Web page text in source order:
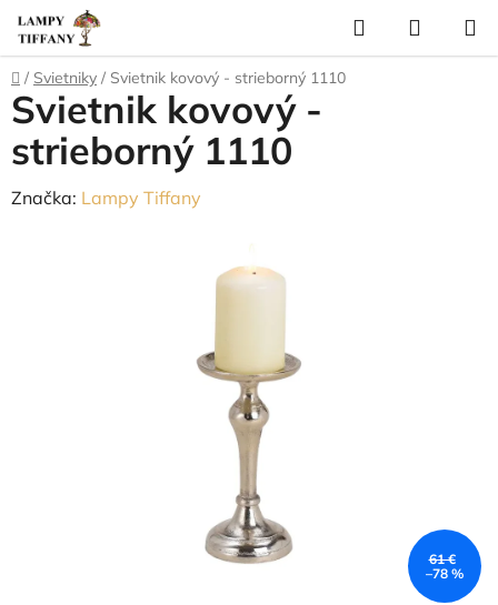
Prejsť
na
obsah
Hľadať
KOŠÍK
Domov
/ Svietniky / Svietnik kovový - strieborný 1110
Svietnik kovový -
strieborný 1110
Značka: Lampy Tiffany
61 €
–78 %